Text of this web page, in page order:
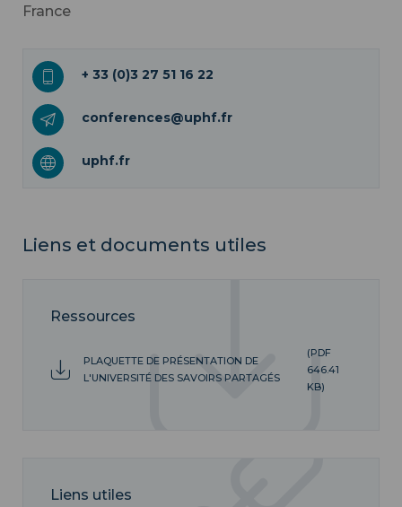
France
+ 33 (0)3 27 51 16 22
conferences@uphf.fr
uphf.fr
Liens et documents utiles
Ressources
PLAQUETTE DE PRÉSENTATION DE
L'UNIVERSITÉ DES SAVOIRS PARTAGÉS
(PDF
646.41
KB)
Liens utiles